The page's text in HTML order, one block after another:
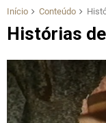
Início Conteúdo
Histórias